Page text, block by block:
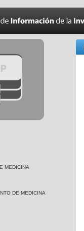
MEDICINA
DE MEDICINA